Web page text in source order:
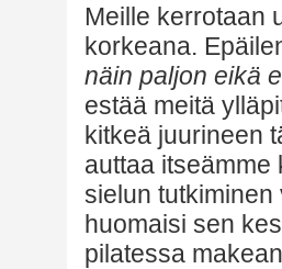
Meille kerrotaan
korkeana.
näin paljon eikä
estää meitä
kitkeä juurineen
auttaa itseämme
sielun
huomaisi sen
pilatessa